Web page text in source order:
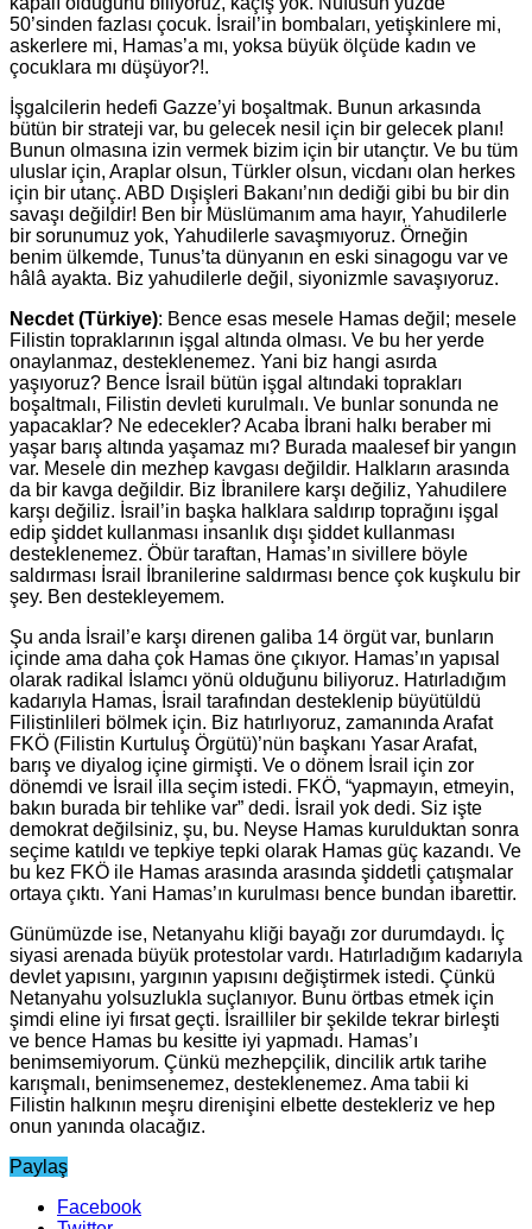
50’sinden fazlası çocuk. İsrail’in bombaları, yetişkinlere mi,
askerlere mi, Hamas’a mı, yoksa büyük ölçüde kadın ve
çocuklara mı düşüyor?!.
İşgalcilerin hedefi Gazze’yi boşaltmak. Bunun arkasında
bütün bir strateji var, bu gelecek nesil için bir gelecek planı!
Bunun olmasına izin vermek bizim için bir utançtır. Ve bu tüm
uluslar için, Araplar olsun, Türkler olsun, vicdanı olan herkes
için bir utanç. ABD Dışişleri Bakanı’nın dediği gibi bu bir din
savaşı değildir! Ben bir Müslümanım ama hayır, Yahudilerle
bir sorunumuz yok, Yahudilerle savaşmıyoruz. Örneğin
benim ülkemde, Tunus’ta dünyanın en eski sinagogu var ve
hâlâ ayakta. Biz yahudilerle değil, siyonizmle savaşıyoruz.
Necdet (Türkiye): Bence esas mesele Hamas değil; mesele
Filistin topraklarının işgal altında olması. Ve bu her yerde
onaylanmaz, desteklenemez. Yani biz hangi asırda
yaşıyoruz? Bence İsrail bütün işgal altındaki toprakları
boşaltmalı, Filistin devleti kurulmalı. Ve bunlar sonunda ne
yapacaklar? Ne edecekler? Acaba İbrani halkı beraber mi
yaşar barış altında yaşamaz mı? Burada maalesef bir yangın
var. Mesele din mezhep kavgası değildir. Halkların arasında
da bir kavga değildir. Biz İbranilere karşı değiliz, Yahudilere
karşı değiliz. İsrail’in başka halklara saldırıp toprağını işgal
edip şiddet kullanması insanlık dışı şiddet kullanması
desteklenemez. Öbür taraftan, Hamas’ın sivillere böyle
saldırması İsrail İbranilerine saldırması bence çok kuşkulu bir
şey. Ben destekleyemem.
Şu anda İsrail’e karşı direnen galiba 14 örgüt var, bunların
içinde ama daha çok Hamas öne çıkıyor. Hamas’ın yapısal
olarak radikal İslamcı yönü olduğunu biliyoruz. Hatırladığım
kadarıyla Hamas, İsrail tarafından desteklenip büyütüldü
Filistinlileri bölmek için. Biz hatırlıyoruz, zamanında Arafat
FKÖ (Filistin Kurtuluş Örgütü)’nün başkanı Yasar Arafat,
barış ve diyalog içine girmişti. Ve o dönem İsrail için zor
dönemdi ve İsrail illa seçim istedi. FKÖ, “yapmayın, etmeyin,
bakın burada bir tehlike var” dedi. İsrail yok dedi. Siz işte
demokrat değilsiniz, şu, bu. Neyse Hamas kurulduktan sonra
seçime katıldı ve tepkiye tepki olarak Hamas güç kazandı. Ve
bu kez FKÖ ile Hamas arasında arasında şiddetli çatışmalar
ortaya çıktı. Yani Hamas’ın kurulması bence bundan ibarettir.
Günümüzde ise, Netanyahu kliği bayağı zor durumdaydı. İç
siyasi arenada büyük protestolar vardı. Hatırladığım kadarıyla
devlet yapısını, yargının yapısını değiştirmek istedi. Çünkü
Netanyahu yolsuzlukla suçlanıyor. Bunu örtbas etmek için
şimdi eline iyi fırsat geçti. İsrailliler bir şekilde tekrar birleşti
ve bence Hamas bu kesitte iyi yapmadı. Hamas’ı
benimsemiyorum. Çünkü mezhepçilik, dincilik artık tarihe
karışmalı, benimsenemez, desteklenemez. Ama tabii ki
Filistin halkının meşru direnişini elbette destekleriz ve hep
onun yanında olacağız.
Paylaş
Facebook